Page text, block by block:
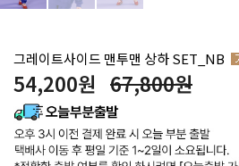
그레이트사이드 맨투맨 상하 SET_NB
54,200원 67,800원